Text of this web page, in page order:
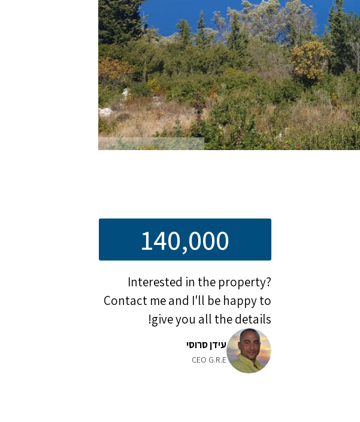
140,000
Interested in the property?
Contact me and I'll be happy to
give you all the details!
עידן סרוסי
CEO G.R.E